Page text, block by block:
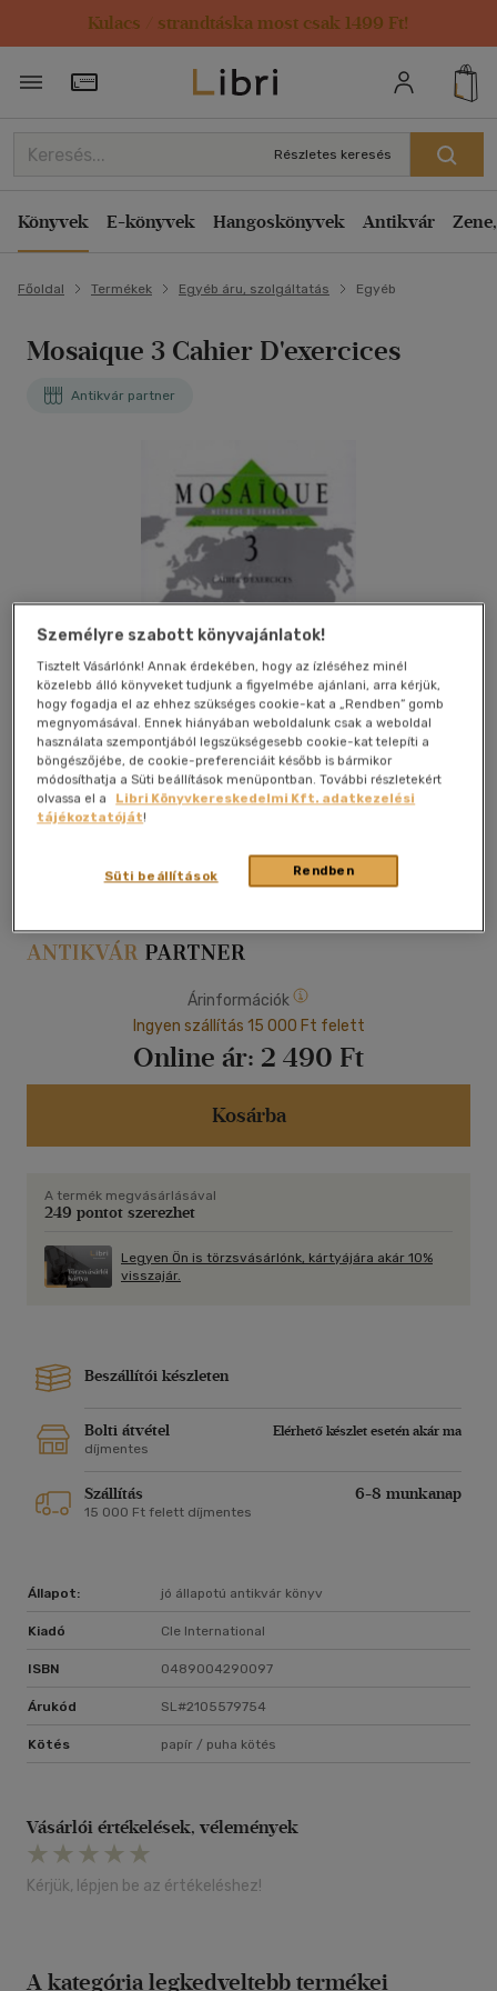
Kulacs / strandtáska most csak 1499 Ft!
Törzsvásárlói Kártya adatai
Részletes keresés
Könyvek E-könyvek Hangoskönyvek Antikvár
Főoldal Termékek Egyéb áru, szolgáltatás Egyéb
Mosaique 3 Cahier D'exercices
Antikvár partner
Kívánságlistához adom
Árinformációk
Ingyen szállítás 15 000 Ft felett
Online ár: 2 490 Ft
Kosárba
A termék megvásárlásával
249 pontot szerezhet
Legyen Ön is törzsvásárlónk, kártyájára akár 10%
visszajár.
Beszállítói készleten
Bolti átvétel
Elérhető készlet esetén akár ma
díjmentes
Szállítás 6-8 munkanap
15 000 Ft felett díjmentes
Állapot: jó állapotú antikvár könyv
Kiadó Cle International
ISBN 0489004290097
Árukód SL#2105579754
Kötés papír / puha kötés
Vásárlói értékelések, vélemények
Kérjük, lépjen be az értékeléshez!
A kategória legkedveltebb termékei
Személyre szabott könyvajánlatok!
Tisztelt Vásárlónk! Annak érdekében, hogy az ízléséhez minél
közelebb álló könyveket tudjunk a figyelmébe ajánlani, arra kérjük,
hogy fogadja el az ehhez szükséges cookie-kat a „Rendben” gomb
megnyomásával. Ennek hiányában weboldalunk csak a weboldal
használata szempontjából legszükségesebb cookie-kat telepíti a
böngészőjébe, de cookie-preferenciáit később is bármikor
módosíthatja a Süti beállítások menüpontban. További részletekért
olvassa el a
Libri Könyvkereskedelmi Kft. adatkezelési
tájékoztatóját!
Rendben
Süti beállítások